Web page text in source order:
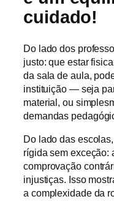
cuidado!
Do lado dos
justo: que estar
da sala de aula,
instituição — seja
material, ou
demandas
Do lado das
rígida sem exceção:
comprovação
injustiças. Isso
a complexidade da